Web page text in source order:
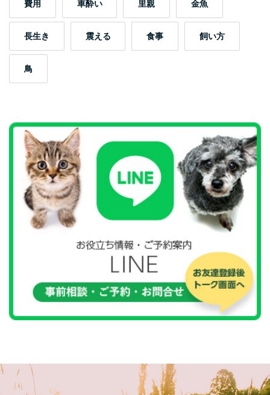
費用 車酔い 里親 金魚
長生き 震える 食事 飼い方
鳥